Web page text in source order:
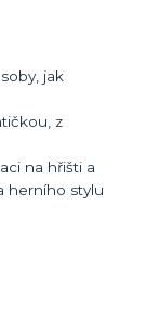
jak
z
na hřišti a
herního stylu